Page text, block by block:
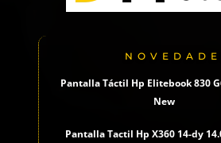
Pantalla Táctil Hp Elitebook 830
New
Pantalla Tactil Hp X360 14-dy